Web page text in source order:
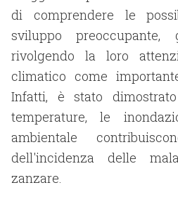
di comprendere le
sviluppo
rivolgendo la loro
climatico come
Infatti, è stato
temperature, le
ambientale
dell'incidenza delle
zanzare.